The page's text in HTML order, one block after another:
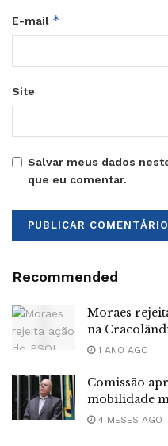
E-mail *
Site
Salvar meus dados
que eu comentar.
Recommended
Moraes
na
1 ANO AGO
Comissão
mobilidade
4 MESES AGO